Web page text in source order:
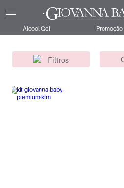
Álcool Gel Promoção
Giovanna Baby Kits Para Ela Kim
Filtros